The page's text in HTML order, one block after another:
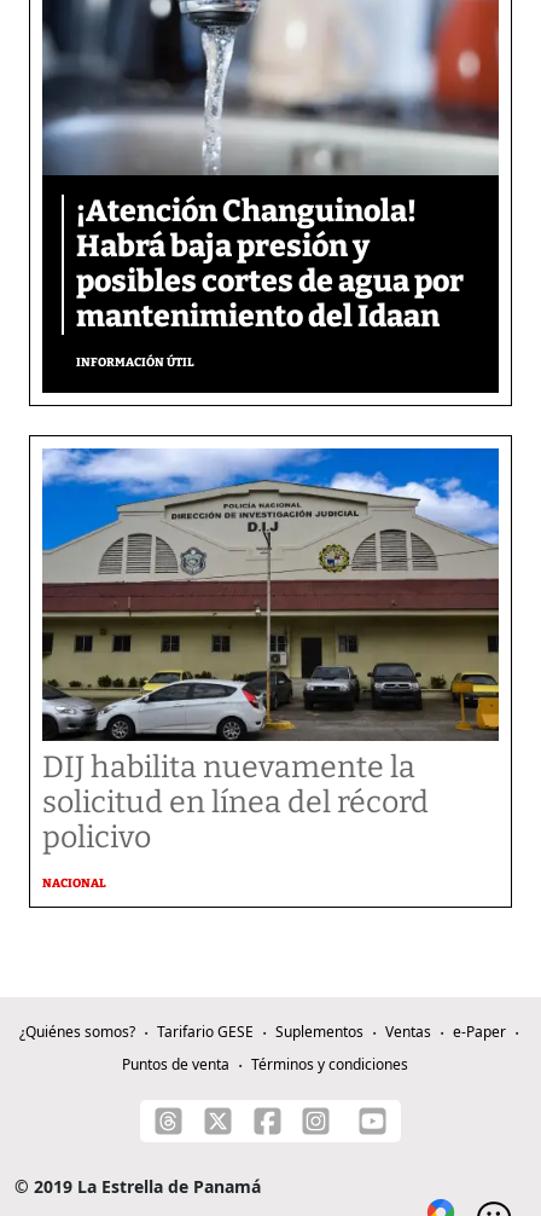
¡Atención Changuinola!
Habrá baja presión y
posibles cortes de agua por
mantenimiento del Idaan
INFORMACIÓN ÚTIL
DIJ habilita nuevamente la
solicitud en línea del récord
policivo
NACIONAL
¿Quiénes somos? Tarifario GESE Suplementos Ventas
e-Paper
Puntos de venta
Términos y condiciones
© 2019 La Estrella de Panamá